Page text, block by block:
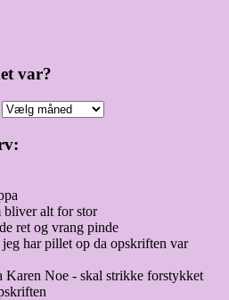
var?
alt for stor
ret og vrang pinde
har pillet op da opskriften var
Karen Noe - skal strikke forstykket